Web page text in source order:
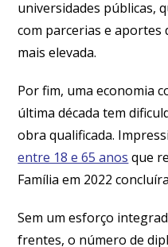
universidades públicas,
com parcerias e aportes
mais elevada.
Por fim, uma economia
última década tem
obra qualificada.
entre 18 e 65 anos que
Família em 2022
Sem um esforço
frentes, o número de